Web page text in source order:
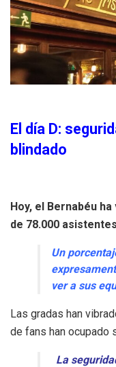
El día D:
blindado
Hoy, el Bernabéu
de 78.000
Un
ver a sus
Las gradas han
de fans han ocupado
La